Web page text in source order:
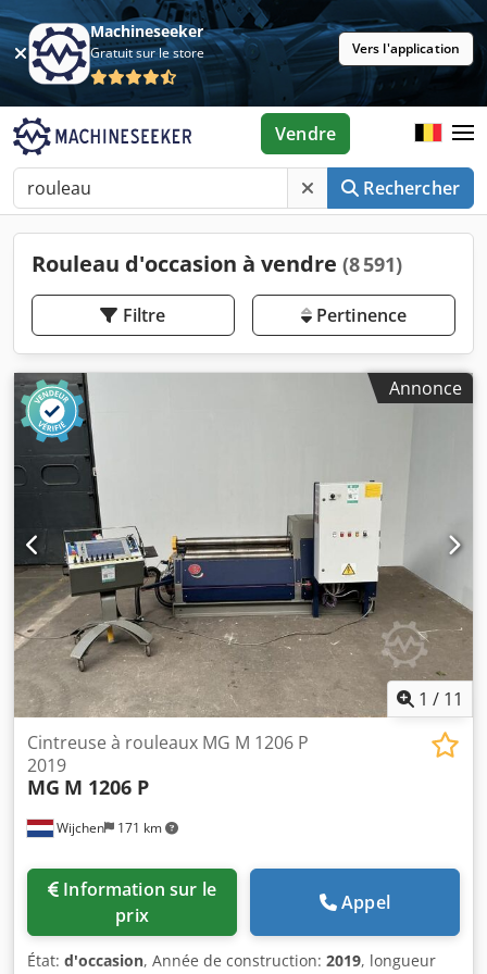
Machineseeker
Gratuit sur le store Vers l'application
Rechercher
Vendre
Rouleau d'occasion à vendre (8 591)
Filtre Pertinence
Annonce
1 / 11
Wijchen 171 km
Cintreuse à rouleaux MG M 1206 P
2019
MG M 1206 P
prix
Appel
État: d'occasion, Année de construction: 2019, longueur